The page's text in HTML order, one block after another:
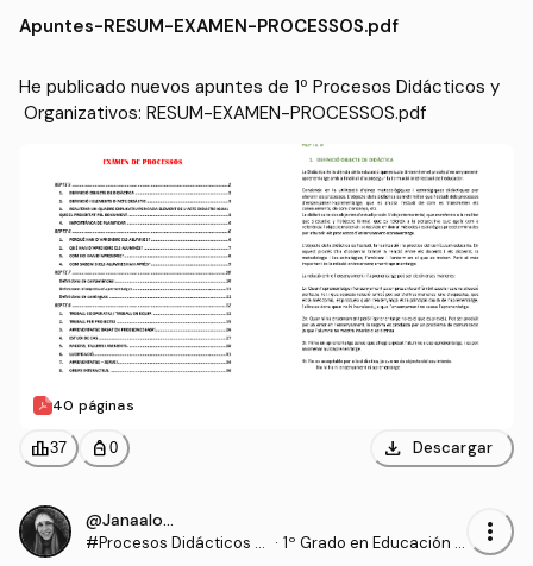
Apuntes-RESUM-EXAMEN-PROCESSOS.pdf
He publicado nuevos apuntes de 1º Procesos Didácticos y
Organizativos: RESUM-EXAMEN-PROCESSOS.pdf
40 páginas
leaderboard37 personal_bag 0 download Descargar
@Janaalonso
#Procesos Didácticos y
· 1º Grado en Educación P
more_vert